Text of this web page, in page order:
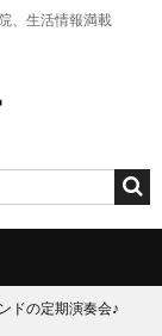
、生活情報満載
ドの定期演奏会♪